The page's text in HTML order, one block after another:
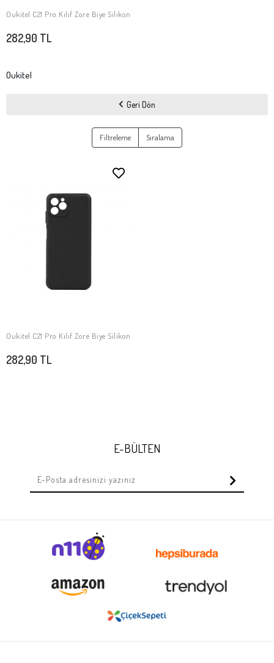
SEPETE EKLE
Oukitel C21 Pro Kılıf Zore Biye Silikon
282,90 TL
Oukitel
Geri Dön
Filtreleme Sıralama
SEPETE EKLE
Oukitel C21 Pro Kılıf Zore Biye Silikon
282,90 TL
E-BÜLTEN